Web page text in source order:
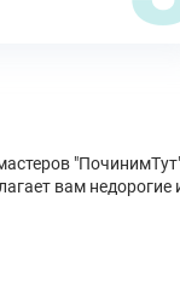
вам недорогие